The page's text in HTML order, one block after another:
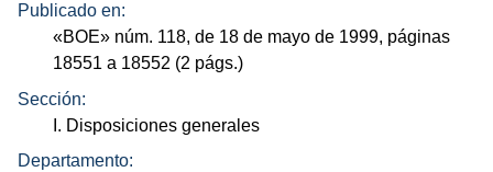
Publicado en:
«BOE» núm. 118, de 18 de mayo de 1999, páginas
18551 a 18552 (2 págs.)
Sección:
I. Disposiciones generales
Departamento: